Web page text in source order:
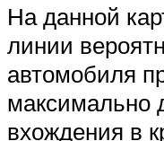
На данной
линии
автомобиля
максимально
вхождения в